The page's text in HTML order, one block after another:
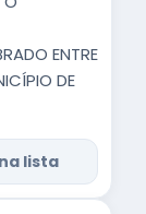
ENTRE
DE
lista